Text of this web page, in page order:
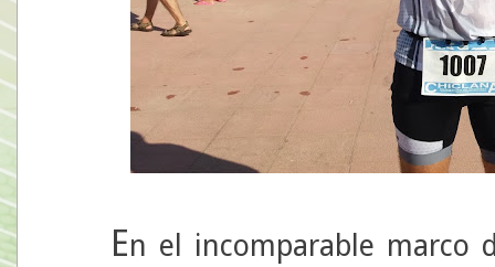
En el incomparable marco